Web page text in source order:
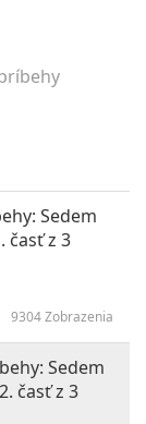
Sedem
časť z 3
9304Zobrazenia
Sedem
časť z 3